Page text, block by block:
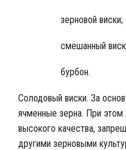
зерновой виски;
смешанный
бурбон.
Солодовый виски. За
ячменные зерна. При этом
высокого качества,
другими зерновыми